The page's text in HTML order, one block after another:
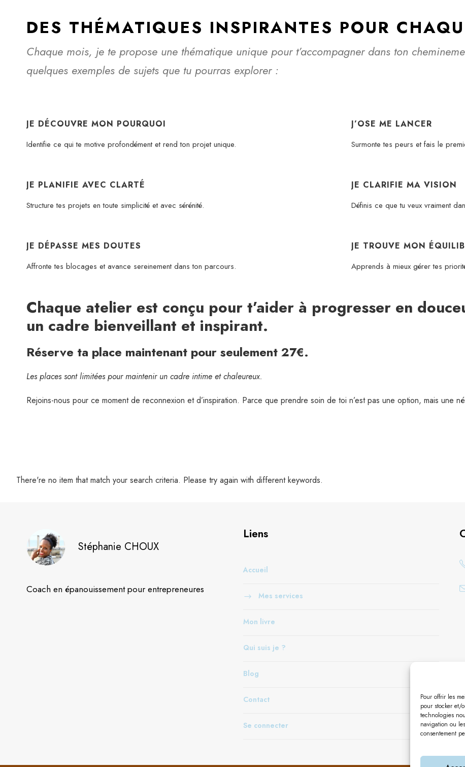
Pour offrir les
pour stocker et/
technologies
navigation ou
consentement
DES THÉMATIQUES INSPIRANTES POUR
Chaque mois, je te propose une thématique unique pour t’accompagner dans ton
quelques exemples de sujets que tu pourras explorer :
JE DÉCOUVRE MON POURQUOI
Identifie ce qui te motive profondément et rend ton projet unique.
JE PLANIFIE AVEC CLARTÉ
Structure tes projets en toute simplicité et avec sérénité.
JE DÉPASSE MES DOUTES
Affronte tes blocages et avance sereinement dans ton parcours.
J’OSE ME LANCER
Surmonte tes peurs et fais le
JE CLARIFIE MA VISION
Définis ce que tu veux vraiment
JE TROUVE MON
Apprends à mieux gérer tes
Chaque atelier est conçu pour t’aider à progresser en
un cadre bienveillant et inspirant.
Réserve ta place maintenant pour seulement 27€.
Les places sont limitées pour maintenir un cadre intime et chaleureux.
Rejoins-nous pour ce moment de reconnexion et d’inspiration. Parce que prendre soin de toi n’est pas une option, mais une
There're no item that match your search criteria. Please try again with different keywords.
Stéphanie CHOUX
Coach en épanouissement pour entrepreneures
Liens
Accueil
Mes services
Mon livre
Qui suis je ?
Blog
Contact
Se connecter